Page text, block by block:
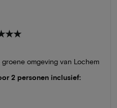
omgeving van Lochem
2 personen inclusief: